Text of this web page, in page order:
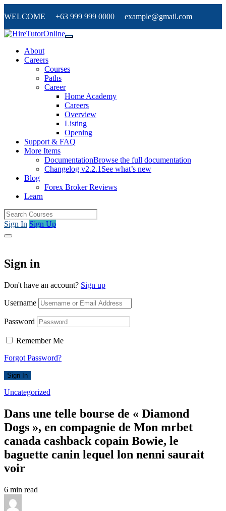
WELCOME +63 999 999 0000 example@gmail.com
About
Careers
Courses
Paths
Career
Home Academy
Careers
Overview
Listing
Opening
Support & FAQ
More Items
DocumentationBrowse the full documentation
Changelog v2.2.1 See what’s new
Blog
Forex Broker Reviews
Learn
Sign In Sign Up
Sign in
Don't have an account? Sign up
Username
Password
Remember Me
Forgot Password?
Sign In
Uncategorized
Dans une telle bourse de « Diamond
Dogs », en compagnie de Mon mrbet
canada cashback copain Bowie, le
baguette canin lequel lon nenni saurait
voir
6 min read